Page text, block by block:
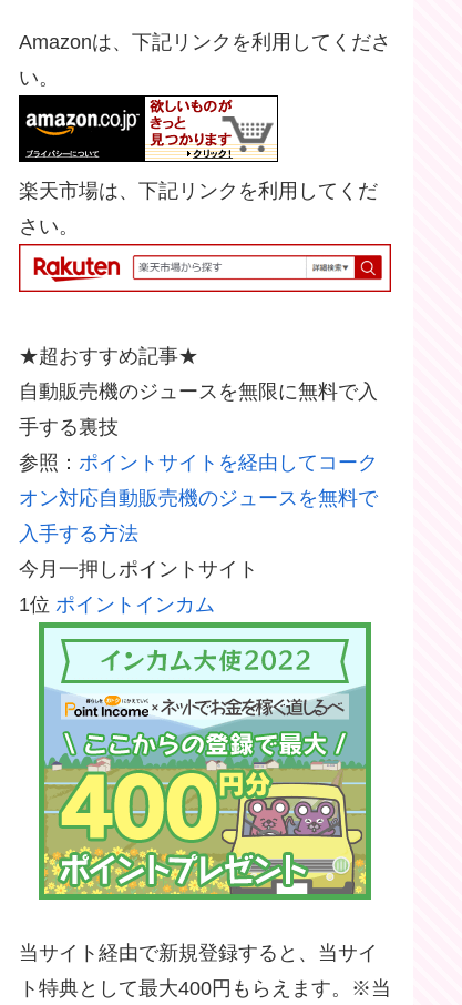
Amazonは、下記リンクを利用してくださ
い。
楽天市場は、下記リンクを利用してくだ
さい。
★超おすすめ記事★
自動販売機のジュースを無限に無料で入
手する裏技
参照： ポイントサイトを経由してコーク
オン対応自動販売機のジュースを無料で
入手する方法
今月一押しポイントサイト
1位 ポイントインカム
当サイト経由で新規登録すると、当サイ
ト特典として最大400円もらえます。※当